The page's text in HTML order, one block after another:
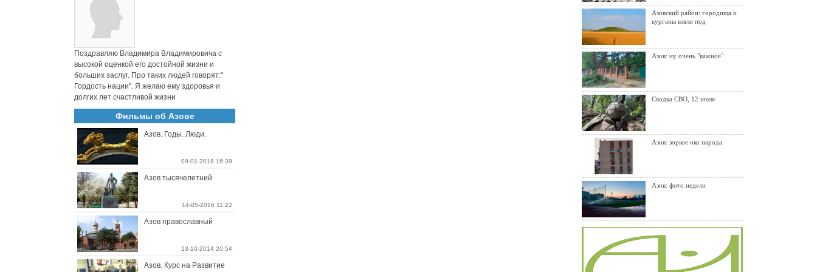
Поздравляю Владимира Владимировича с
высокой оценкой его достойной жизни и
больших заслуг. Про таких людей говорят:"
Гордость нации". Я желаю ему здоровья и
долгих лет счастливой жизни
Фильмы об Азове
Азов. Годы. Люди.
09-01-2018 16:39
Азов тысячелетний
14-05-2016 11:22
Азов православный
23-10-2014 20:54
Азов. Курс на Развитие
Азовский район: городища и
курганы взяли под
Азов: ну очень "важное"
Сводка СВО, 12 июля
Азов: зоркое око народа
Азов: фото недели